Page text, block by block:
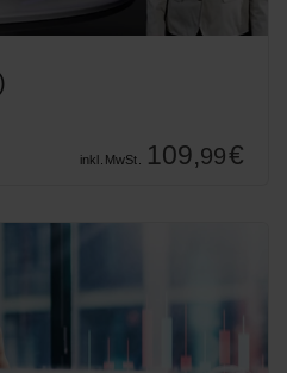
inkl. MwSt. 109,99€